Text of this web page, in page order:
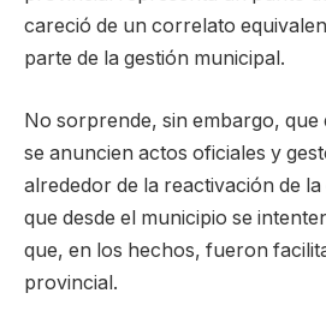
careció de un correlato
parte de la gestión municipal.
No sorprende, sin embargo, que
se anuncien actos oficiales y
alrededor de la reactivación de
que desde el municipio se
que, en los hechos, fueron
provincial.